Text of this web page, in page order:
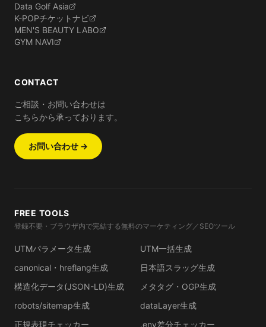
Data Golf Asia
K-POPチケットナビ
MEN'S BEAUTY LABO
GYM NAVI
CONTACT
ご相談・お問い合わせは
こちらから承っております。
お問い合わせ →
FREE TOOLS
登録不要・ブラウザ内で完結する無料のマーケティング／SEOツール
UTMパラメータ生成
UTM一括生成
canonical・hreflang生成
日本語スラッグ生成
構造化データ(JSON-LD)生成
メタタグ・OGP生成
robots/sitemap生成
dataLayer生成
正規表現チェッカー
.env差分チェッカー